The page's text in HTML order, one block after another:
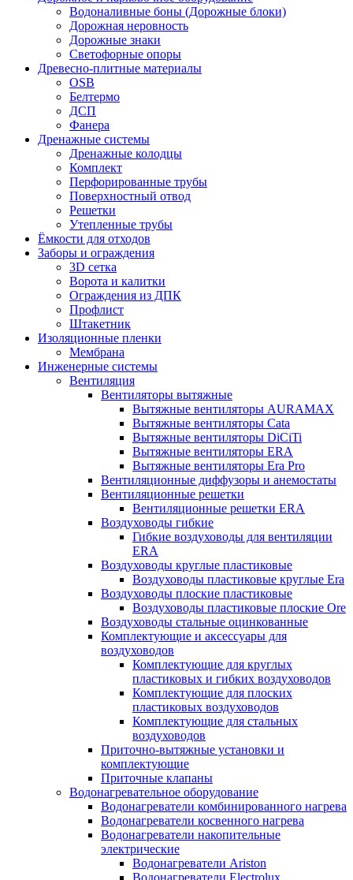
Водоналивные боны (Дорожные блоки)
Дорожная неровность
Дорожные знаки
Светофорные опоры
Древесно-плитные материалы
OSB
Белтермо
ДСП
Фанера
Дренажные системы
Дренажные колодцы
Комплект
Перфорированные трубы
Поверхностный отвод
Решетки
Утепленные трубы
Ёмкости для отходов
Заборы и ограждения
3D сетка
Ворота и калитки
Ограждения из ДПК
Профлист
Штакетник
Изоляционные пленки
Мембрана
Инженерные системы
Вентиляция
Вентиляторы вытяжные
Вытяжные вентиляторы AURAMAX
Вытяжные вентиляторы Cata
Вытяжные вентиляторы DiCiTi
Вытяжные вентиляторы ERA
Вытяжные вентиляторы Era Pro
Вентиляционные диффузоры и анемостаты
Вентиляционные решетки
Вентиляционные решетки ERA
Воздуховоды гибкие
Гибкие воздуховоды для вентиляции
ERA
Воздуховоды круглые пластиковые
Воздуховоды пластиковые круглые Era
Воздуховоды плоские пластиковые
Воздуховоды пластиковые плоские Ore
Воздуховоды стальные оцинкованные
Комплектующие и аксессуары для
воздуховодов
Комплектующие для круглых
пластиковых и гибких воздуховодов
Комплектующие для плоских
пластиковых воздуховодов
Комплектующие для стальных
воздуховодов
Приточно-вытяжные установки и
комплектующие
Приточные клапаны
Водонагревательное оборудование
Водонагреватели комбинированного нагрева
Водонагреватели косвенного нагрева
Водонагреватели накопительные
электрические
Водонагреватели Ariston